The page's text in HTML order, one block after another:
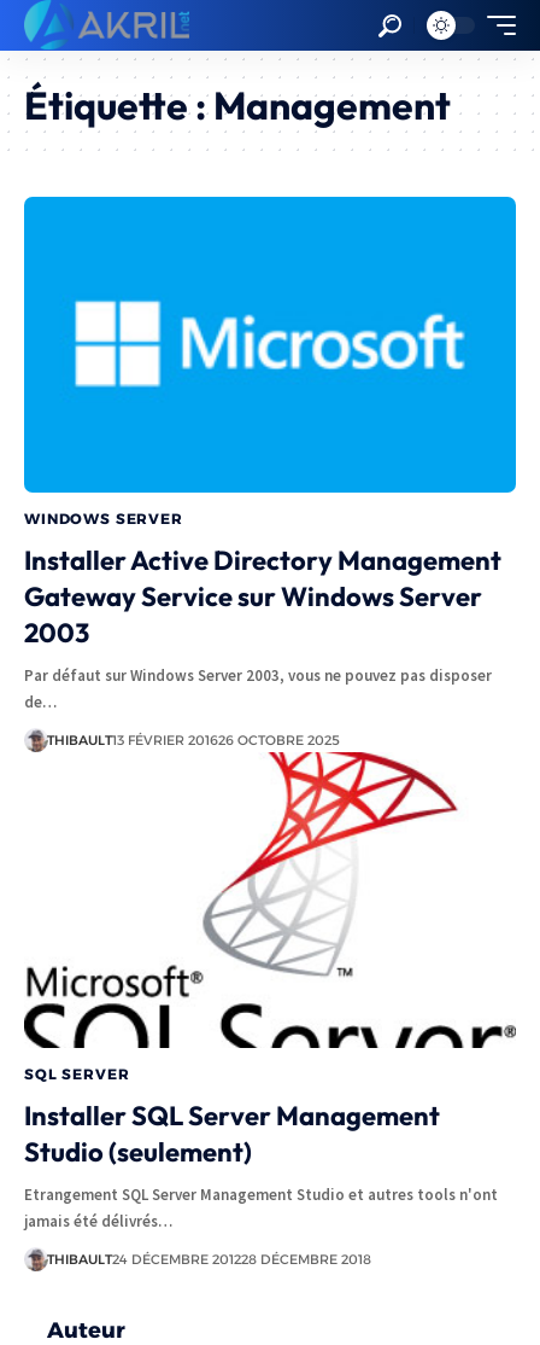
Étiquette :Management
WINDOWS SERVER
Installer Active Directory Management
Gateway Service sur Windows Server
2003
Par défaut sur Windows Server 2003, vous ne pouvez pas disposer
de…
THIBAULT13 FÉVRIER 201626 OCTOBRE 2025
SQL SERVER
Installer SQL Server Management
Studio (seulement)
Etrangement SQL Server Management Studio et autres tools n'ont
jamais été délivrés…
THIBAULT24 DÉCEMBRE 201228 DÉCEMBRE 2018
Auteur